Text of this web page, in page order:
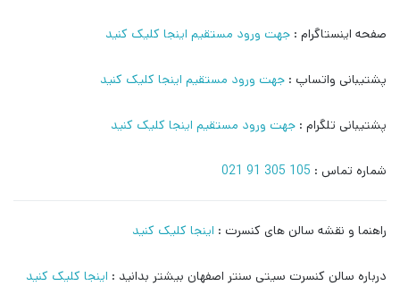
صفحه اینستاگرام : جهت ورود مستقیم اینجا کلیک کنید
پشتیبانی واتساپ : جهت ورود مستقیم اینجا کلیک کنید
پشتیبانی تلگرام : جهت ورود مستقیم اینجا کلیک کنید
شماره تماس : 105 305 91 021
راهنما و نقشه سالن های کنسرت : اینجا کلیک کنید
درباره سالن کنسرت سیتی سنتر اصفهان بیشتر بدانید : اینجا کلیک کنید